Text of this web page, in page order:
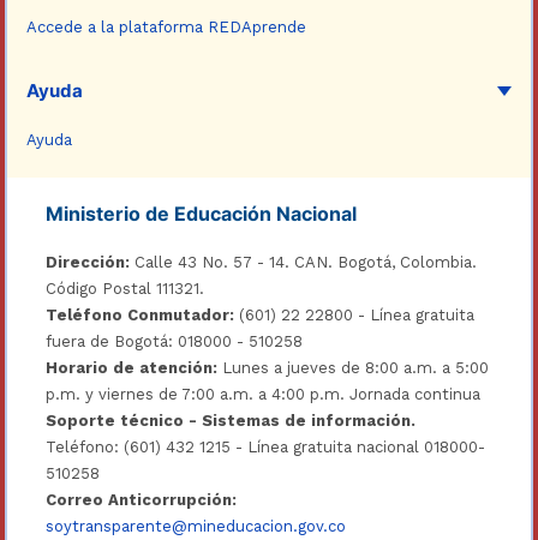
Accede a la plataforma REDAprende
Ayuda
Ayuda
Ministerio de Educación Nacional
Dirección: Calle 43 No. 57 - 14. CAN. Bogotá, Colombia.
Código Postal 111321.
Teléfono Conmutador: (601) 22 22800 - Línea gratuita
fuera de Bogotá: 018000 - 510258
Horario de atención: Lunes a jueves de 8:00 a.m. a 5:00
p.m. y viernes de 7:00 a.m. a 4:00 p.m. Jornada continua
Soporte técnico - Sistemas de información.
Teléfono: (601) 432 1215 - Línea gratuita nacional 018000-
510258
Correo Anticorrupción:
soytransparente@mineducacion.gov.co